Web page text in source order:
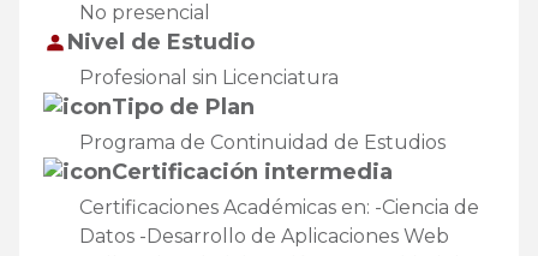
No presencial
Nivel de Estudio
Profesional sin Licenciatura
Tipo de Plan
Programa de Continuidad de Estudios
Certificación intermedia
Certificaciones Académicas en: -Ciencia de
Datos -Desarrollo de Aplicaciones Web